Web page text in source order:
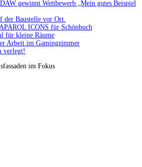
gewinnt Wettbewerb „Mein gutes Beispiel
der Baustelle vor Ort.
ICONS für Schönbuch
für kleine Räume
Arbeit im Gamingzimmer
verlegt!
im Fokus